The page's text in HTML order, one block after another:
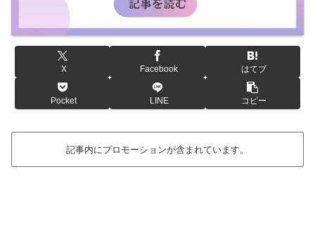
X Facebook はてブ
Pocket LINE コピー
記事内にプロモーションが含まれています。